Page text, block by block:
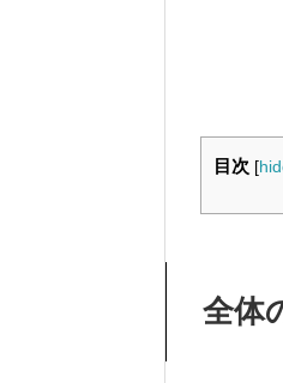
目次 [
全体